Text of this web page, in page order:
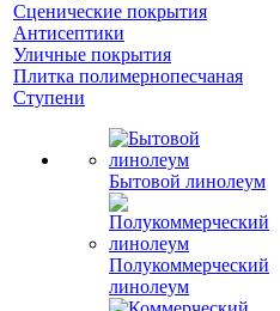
Сценические покрытия
Антисептики
Уличные покрытия
Плитка полимернопесчаная
Ступени
Бытовой линолеум
Полукоммерческий
линолеум